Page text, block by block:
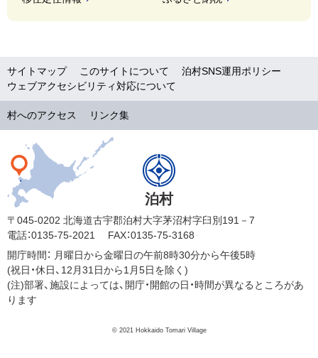
サイトマップ このサイトについて
泊村SNS運用ポリシー
ウェブアクセシビリティ対応について
村へのアクセス リンク集
泊村
〒045-0202 北海道古宇郡泊村大字茅沼村字臼別191－7
電話：0135-75-2021
FAX：0135-75-3168
開庁時間： 月曜日から金曜日の午前8時30分から午後5時
(祝日・休日、12月31日から1月5日を除く)
(注)部署、施設によっては、開庁・開館の日・時間が異なるところがあ
ります
© 2021 Hokkaido Tomari Village